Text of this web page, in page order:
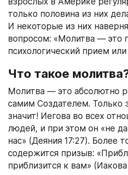
только половина из них
И некоторые из них
вопросом: «Молитва — это
психологический прием
Что такое
Молитва — это абсолютно
самим Создателем. Только
значит! Иегова во всех
людей, и при этом он «не
нас» (Деяния 17:27). Более
содержится призыв:
приблизится к вам»